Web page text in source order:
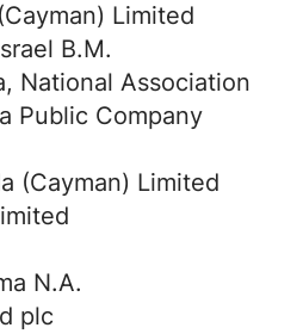
Limited
B.M.
National Association
Public Company
(Cayman) Limited
N.A.
plc